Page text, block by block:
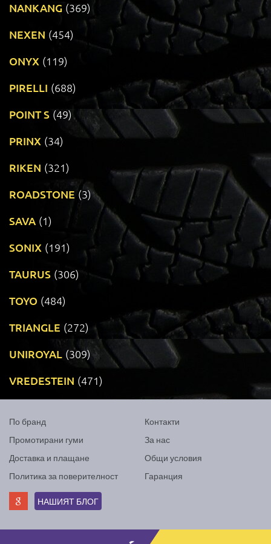
NANKANG (369)
NEXEN (454)
ONYX (119)
PIRELLI (688)
POINT S (49)
PRINX (34)
RIKEN (321)
ROADSTONE (3)
SAVA (1)
SONIX (191)
TAURUS (306)
TOYO (484)
TRIANGLE (272)
UNIROYAL (309)
VREDESTEIN (471)
По бранд
Промотирани гуми
Доставка и плащане
Политика за поверителност
Контакти
За нас
Общи условия
Гаранция
НАШИЯТ БЛОГ